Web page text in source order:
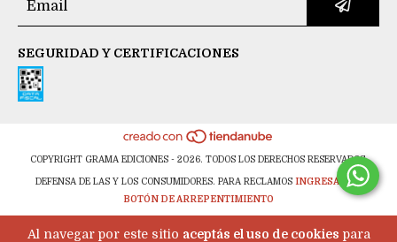
Al navegar por este sitio aceptás el uso de cookies para
SEGURIDAD Y CERTIFICACIONES
COPYRIGHT GRAMA EDICIONES - 2026. TODOS LOS DERECHOS RESERVADOS.
DEFENSA DE LAS Y LOS CONSUMIDORES. PARA RECLAMOS INGRESÁ ACÁ.
BOTÓN DE ARREPENTIMIENTO